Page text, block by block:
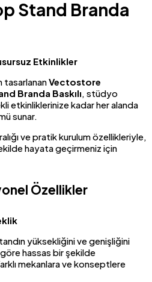
Stand Branda
Etkinlikler
tasarlananVectostore
Branda Baskılı , stüdyo
etkinliklerinize kadar her alanda
sunar.
ve pratik kurulum özellikleriyle,
hayata geçirmeniz için
Özellikler
yüksekliğini ve genişliğini
hassas bir şekilde
mekanlara ve konseptlere